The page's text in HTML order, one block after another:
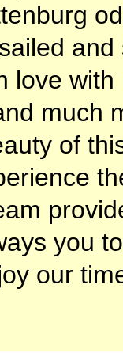
love
much
of
you
our